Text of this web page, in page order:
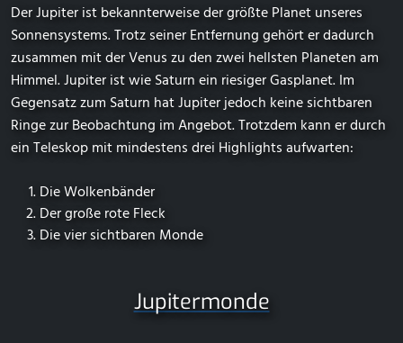
Der Jupiter ist bekannterweise der größte Planet unseres
Sonnensystems. Trotz seiner Entfernung gehört er dadurch
zusammen mit der Venus zu den zwei hellsten Planeten am
Himmel. Jupiter ist wie Saturn ein riesiger Gasplanet. Im
Gegensatz zum Saturn hat Jupiter jedoch keine sichtbaren
Ringe zur Beobachtung im Angebot. Trotzdem kann er durch
ein Teleskop mit mindestens drei Highlights aufwarten:
Die Wolkenbänder
Der große rote Fleck
Die vier sichtbaren Monde
Jupitermonde